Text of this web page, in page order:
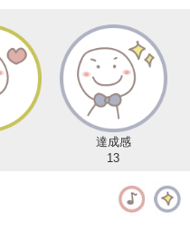
達成感
13